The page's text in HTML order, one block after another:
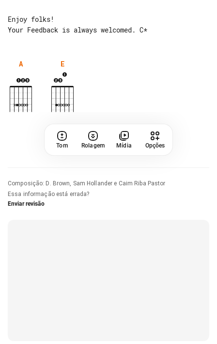
Enjoy folks!
A E
Tom Rolagem Mídia Opções
Composição: D. Brown, Sam Hollander e Caim Riba Pastor
Essa informação está errada?
Enviar revisão